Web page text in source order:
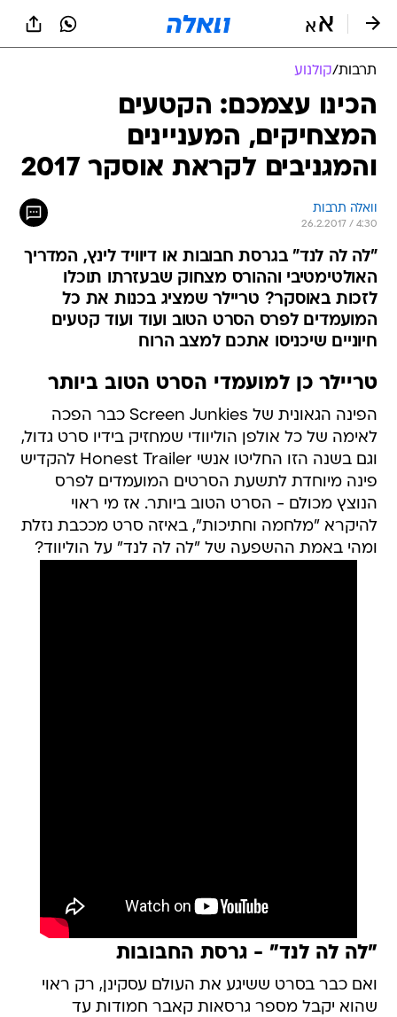
תרבות/קולנוע
הכינו עצמכם: הקטעים
המצחיקים, המעניינים
והמגניבים לקראת אוסקר 2017
וואלה תרבות
26.2.2017 / 4:30
"לה לה לנד" בגרסת חבובות או דיוויד לינץ, המדריך
האולטימטיבי וההורס מצחוק שבעזרתו תוכלו
לזכות באוסקר? טריילר שמציג בכנות את כל
המועמדים לפרס הסרט הטוב ועוד ועוד קטעים
חיוניים שיכניסו אתכם למצב הרוח
טריילר כן למועמדי הסרט הטוב ביותר
הפינה הגאונית של Screen Junkies כבר הפכה
לאימה של כל אולפן הוליוודי שמחזיק בידיו סרט גדול,
וגם בשנה הזו החליטו אנשי Honest Trailer להקדיש
פינה מיוחדת לתשעת הסרטים המועמדים לפרס
הנוצץ מכולם - הסרט הטוב ביותר. אז מי ראוי
להיקרא "מלחמה וחתיכות", באיזה סרט מככבת נזלת
ומהי באמת ההשפעה של "לה לה לנד" על הוליווד?
"לה לה לנד" - גרסת החבובות
ואם כבר בסרט ששיגע את העולם עסקינן, רק ראוי
שהוא יקבל מספר גרסאות קאבר חמודות עד